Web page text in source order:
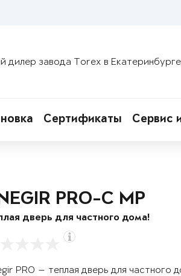
дилер завода Torex в Екатеринбурге
Сертификаты Сервис
PRO-C MP
дверь для частного дома!
PRO — теплая дверь для